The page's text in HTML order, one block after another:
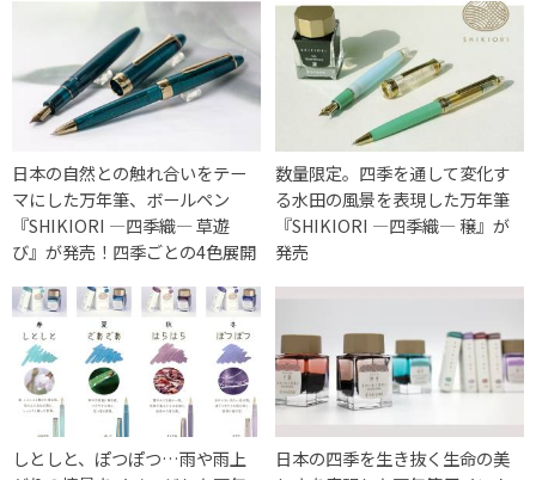
日本の自然との触れ合いをテー
マにした万年筆、ボールペン
『SHIKIORI ―四季織― 草遊
び』が発売！四季ごとの4色展開
数量限定。四季を通して変化す
る水田の風景を表現した万年筆
『SHIKIORI ―四季織― 穣』が
発売
しとしと、ぽつぽつ…雨や雨上
日本の四季を生き抜く生命の美